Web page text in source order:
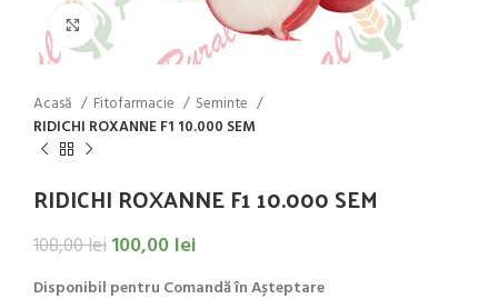
Click to enlarge
Acasă Fitofarmacie
Seminte
RIDICHI ROXANNE F1 10.000 SEM
RIDICHI ROXANNE F1 10.000 SEM
108,00lei100,00 lei
Disponibil pentru Comandă în Așteptare